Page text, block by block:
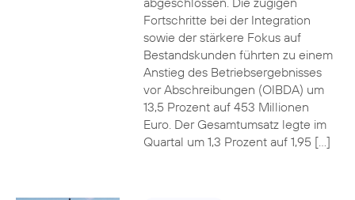
Fortschritte bei der Integration
sowie der stärkere Fokus auf
Bestandskunden führten zu einem
Anstieg des Betriebsergebnisses
vor Abschreibungen (OIBDA) um
13,5 Prozent auf 453 Millionen
Euro. Der Gesamtumsatz legte im
Quartal um 1,3 Prozent auf 1,95 […]